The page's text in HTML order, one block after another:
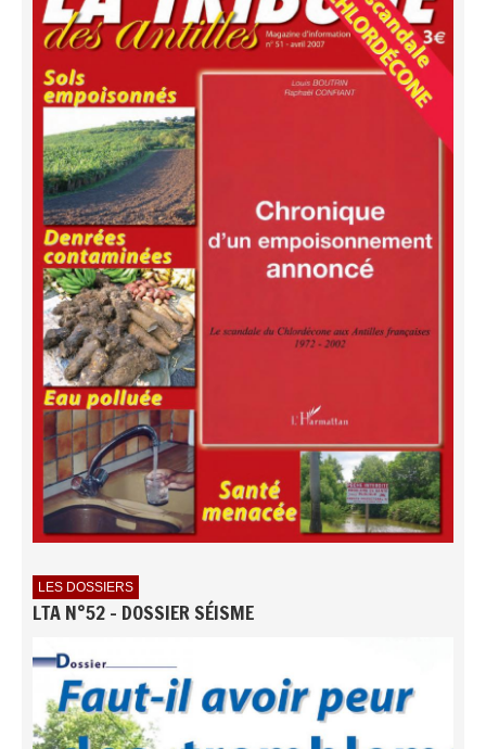
LES DOSSIERS
LTA N°52 - DOSSIER SÉISME